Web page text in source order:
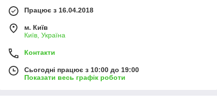
Працює з 16.04.2018
м. Київ
Київ, Україна
Контакти
Сьогодні працює з 10:00 до 19:00
Показати весь графік роботи